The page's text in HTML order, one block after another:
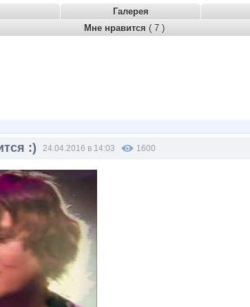
Галерея
Мне нравится ( 7 )
:) 24.04.2016 в 14:03 1600